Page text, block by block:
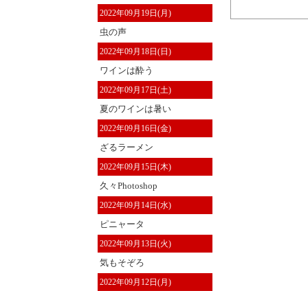
2022年09月19日(月)
虫の声
2022年09月18日(日)
ワインは酔う
2022年09月17日(土)
夏のワインは暑い
2022年09月16日(金)
ざるラーメン
2022年09月15日(木)
久々Photoshop
2022年09月14日(水)
ピニャータ
2022年09月13日(火)
気もそぞろ
2022年09月12日(月)